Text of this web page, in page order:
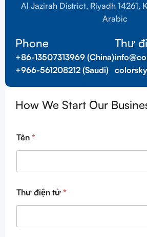
Al Jazirah District, Riyadh 14261,
Arabic
Phone
+86-13507313969 (China)
+966-561208212 (Saudi)
Thư
How We Start Our
a
m
C
m
p
a
y
Tên *
Thư điện tử *